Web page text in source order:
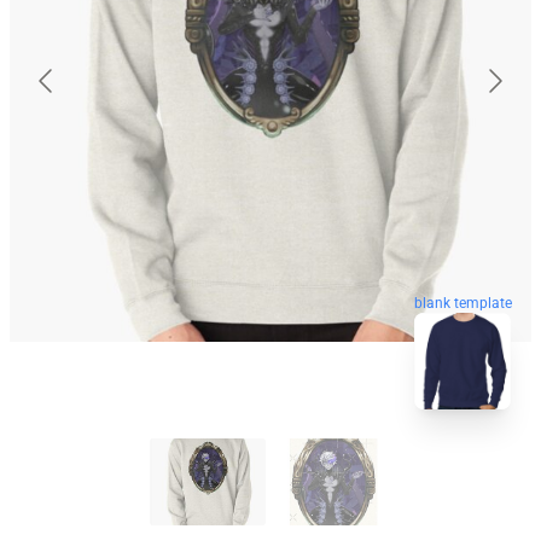
blank template